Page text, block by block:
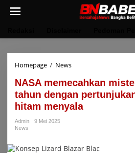
Homepage / NewsNASA
misteri
x-
ray
30
lampu
NASA memecahkan
tahun dengan
hitam menyala
Admin
9 Mei 2025
News